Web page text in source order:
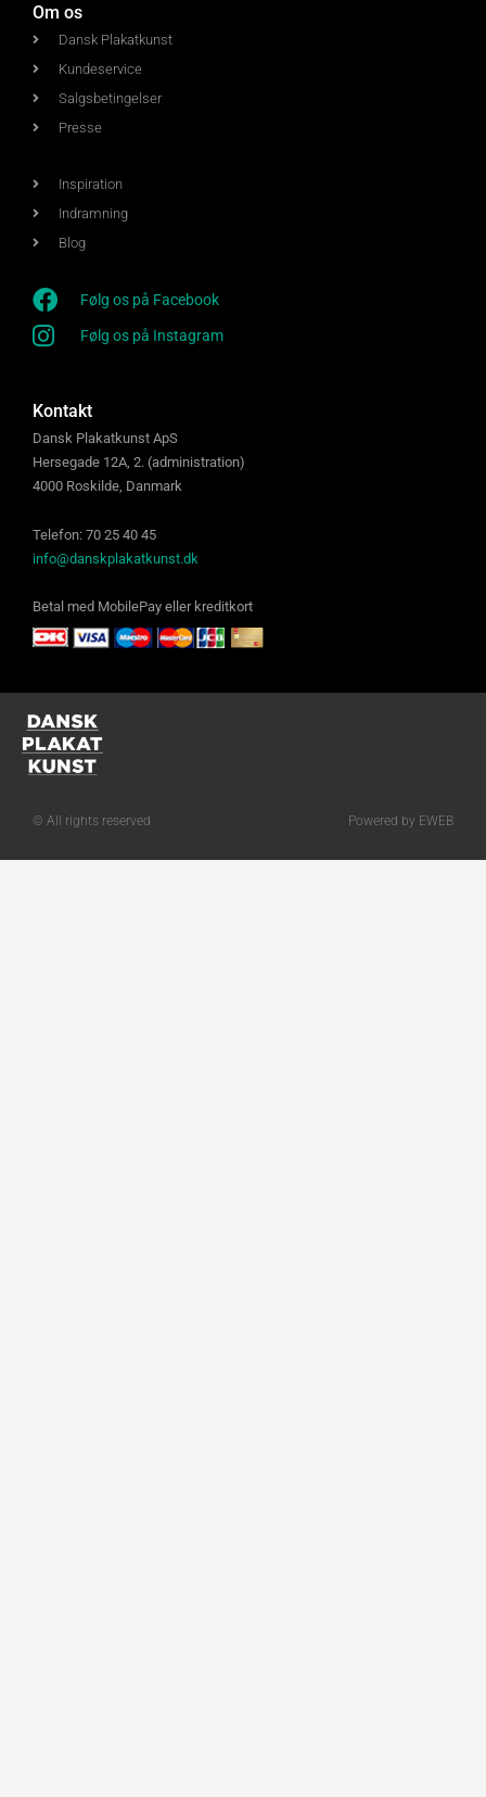
Om os
Dansk Plakatkunst
Kundeservice
Salgsbetingelser
Presse
Inspiration
Indramning
Blog
Følg os på Facebook
Følg os på Instagram
Kontakt
Dansk Plakatkunst ApS
Hersegade 12A, 2. (administration)
4000 Roskilde, Danmark
Telefon: 70 25 40 45
info@danskplakatkunst.dk
Betal med MobilePay eller kreditkort
© All rights reserved Powered by EWEB